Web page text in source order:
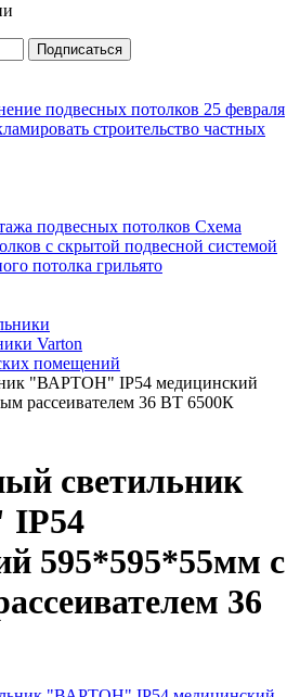
Подписаться
подвесных потолков 25 февраля
строительство частных
подвесных потолков Схема
с скрытой подвесной системой
потолка грильято
Varton
помещений
"ВАРТОН" IP54 медицинский
рассеивателем 36 ВТ 6500К
светильник
595*595*55мм с
36